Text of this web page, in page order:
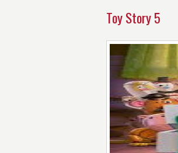
Toy Story 5